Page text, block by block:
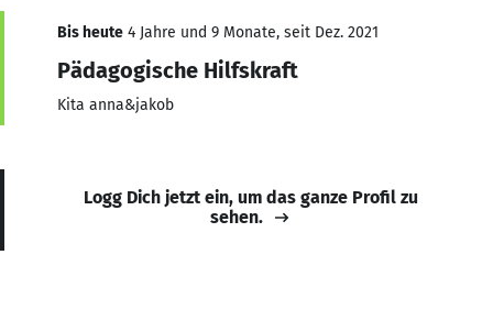
Bis heute 4 Jahre und 9 Monate, seit Dez. 2021
Pädagogische Hilfskraft
Kita anna&jakob
Logg Dich jetzt ein, um das ganze Profil zu
sehen.